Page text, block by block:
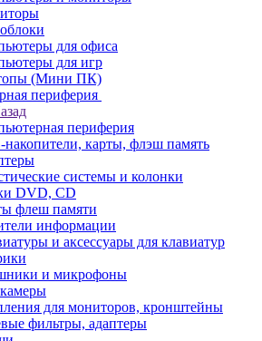
для офиса
для игр
(Мини ПК)
периферия
периферия
накопители, карты, флэш память
системы и колонки
DVD, CD
флеш памяти
информации
и аксессуары для клавиатур
и микрофоны
для мониторов, кронштейны
фильтры, адаптеры